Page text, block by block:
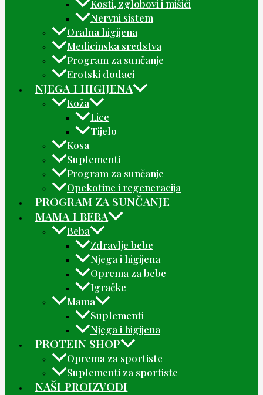
Kosti, zglobovi i mišići
Nervni sistem
Oralna higijena
Medicinska sredstva
Program za sunčanje
Erotski dodaci
NJEGA I HIGIJENA
Koža
Lice
Tijelo
Kosa
Suplementi
Program za sunčanje
Opekotine i regeneracija
PROGRAM ZA SUNČANJE
MAMA I BEBA
Beba
Zdravlje bebe
Njega i higijena
Oprema za bebe
Igračke
Mama
Suplementi
Njega i higijena
PROTEIN SHOP
Oprema za sportiste
Suplementi za sportiste
NAŠI PROIZVODI